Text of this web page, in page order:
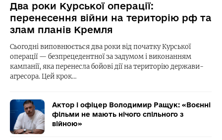
Два роки Курської операції:
перенесення війни на територію рф та
злам планів Кремля
Сьогодні виповнюється два роки від початку Курської
операції — безпрецедентної за задумом і виконанням
кампанії, яка перенесла бойові дії на територію держави-
агресора. Цей крок…
Актор і офіцер Володимир Ращук: «Воєнні
фільми не мають нічого спільного з
війною»